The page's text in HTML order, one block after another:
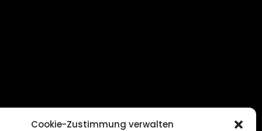
Cookie-Zustimmung verwalten